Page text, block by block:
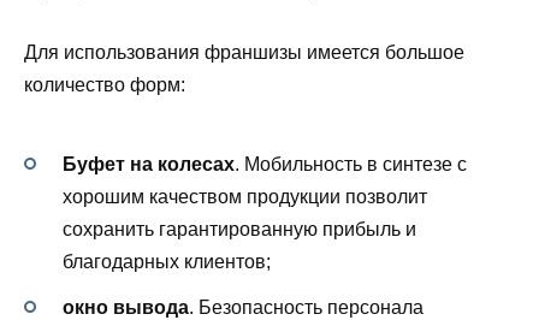
Для использования франшизы имеется большое
количество форм:
Буфет на колесах. Мобильность в синтезе с
хорошим качеством продукции позволит
сохранить гарантированную прибыль и
благодарных клиентов;
окно вывода. Безопасность персонала